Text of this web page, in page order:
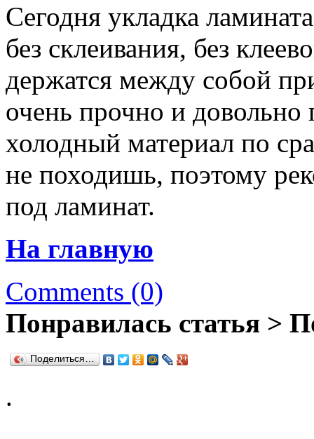
Сегодня укладка
без склеивания, без
держатся между собой
очень прочно и
холодный материал по
не походишь, поэтому
под ламинат.
На главную
Comments (0)
Понравилась статья >
Поделиться…
.